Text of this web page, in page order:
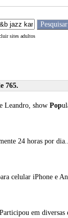
sites adultos
765.
Leandro, show Pop
24 horas por
celular iPhone e
em